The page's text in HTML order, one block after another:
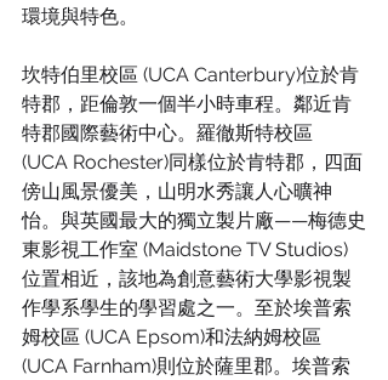
環境與特色。
坎特伯里校區 (UCA Canterbury)位於肯
特郡，距倫敦一個半小時車程。鄰近肯
特郡國際藝術中心。羅徹斯特校區
(UCA Rochester)同樣位於肯特郡，四面
傍山風景優美，山明水秀讓人心曠神
怡。與英國最大的獨立製片廠——梅德史
東影視工作室 (Maidstone TV Studios)
位置相近，該地為創意藝術大學影視製
作學系學生的學習處之一。至於埃普索
姆校區 (UCA Epsom)和法納姆校區
(UCA Farnham)則位於薩里郡。埃普索